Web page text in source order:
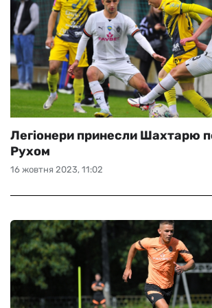
16 жовтня 2023, 11:02
Легіонери принесли Шахтарю
Рухом